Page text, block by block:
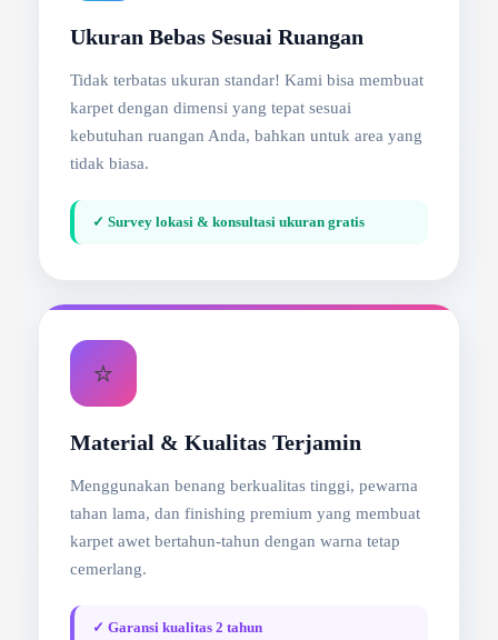
Ukuran Bebas Sesuai Ruangan
Tidak terbatas ukuran standar! Kami bisa membuat
karpet dengan dimensi yang tepat sesuai
kebutuhan ruangan Anda, bahkan untuk area yang
tidak biasa.
✓ Survey lokasi & konsultasi ukuran gratis
⭐
Material & Kualitas Terjamin
Menggunakan benang berkualitas tinggi, pewarna
tahan lama, dan finishing premium yang membuat
karpet awet bertahun-tahun dengan warna tetap
cemerlang.
✓ Garansi kualitas 2 tahun